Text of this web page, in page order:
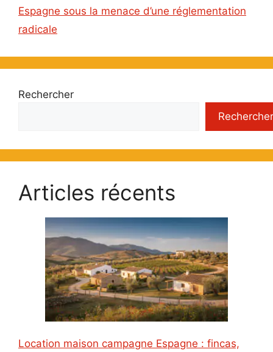
Espagne sous la menace d’une réglementation
radicale
Rechercher
Rechercher
Articles récents
Location maison campagne Espagne : fincas,